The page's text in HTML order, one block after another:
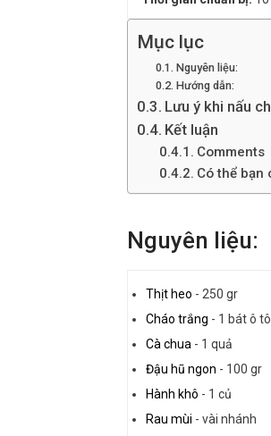
Mục lục
Nguyên liệu:
Hướng dẫn:
Lưu ý khi nấu
Kết luận
Comments
Có thể bạn
Nguyên liệu:
Thịt heo - 250 gr
Cháo trắng - 1 bát ô tô
Cà chua - 1 quả
Đậu hũ ngon - 100 gr
Hành khô - 1 củ
Rau mùi - vài nhánh